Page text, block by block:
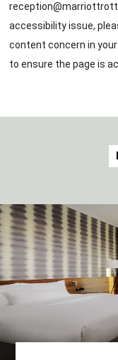
accessibility issue,
content concern in
to ensure the page is